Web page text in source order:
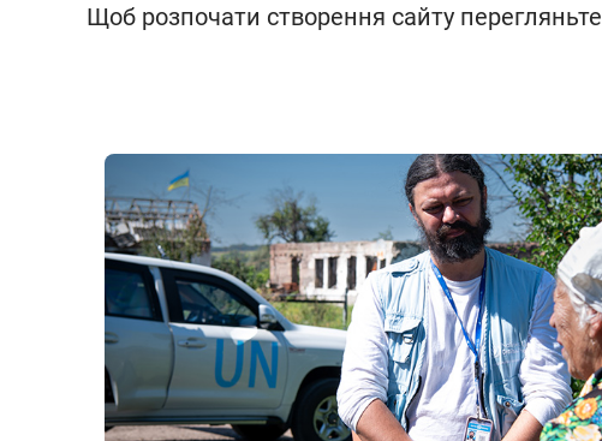
Щоб розпочати створення сайту перегляньте